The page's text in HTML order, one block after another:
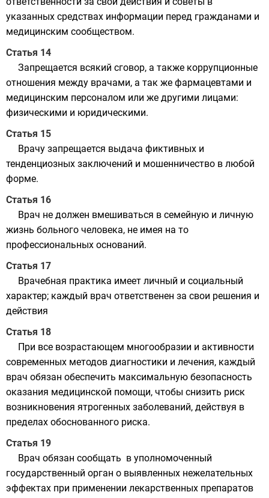
указанных средствах информации перед гражданами и
медицинским сообществом.
Статья 14
Запрещается всякий сговор, а также коррупционные
отношения между врачами, а так же фармацевтами и
медицинским персоналом или же другими лицами:
физическими и юридическими.
Статья 15
Врачу запрещается выдача фиктивных и
тенденциозных заключений и мошенничество в любой
форме.
Статья 16
Врач не должен вмешиваться в семейную и личную
жизнь больного человека, не имея на то
профессиональных оснований.
Статья 17
Врачебная практика имеет личный и социальный
характер; каждый врач ответственен за свои решения и
действия
Статья 18
При все возрастающем многообразии и активности
современных методов диагностики и лечения, каждый
врач обязан обеспечить максимальную безопасность
оказания медицинской помощи, чтобы снизить риск
возникновения ятрогенных заболеваний, действуя в
пределах обоснованного риска.
Статья 19
Врач обязан сообщать в уполномоченный
государственный орган о выявленных нежелательных
эффектах при применении лекарственных препаратов